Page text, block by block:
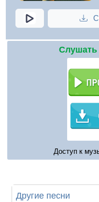
Слушать
Доступ к
Другие песни